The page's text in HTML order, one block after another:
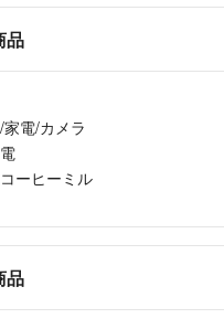
品
電/カメラ
ーヒーミル
品